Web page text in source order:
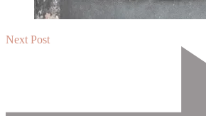
Next Post